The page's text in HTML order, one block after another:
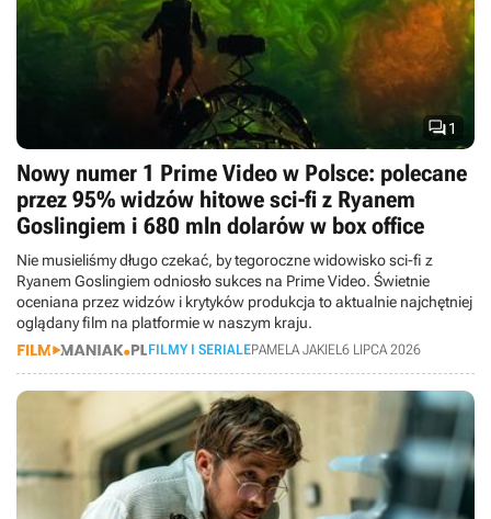
1
Nowy numer 1 Prime Video w Polsce: polecane
przez 95% widzów hitowe sci-fi z Ryanem
Goslingiem i 680 mln dolarów w box office
Nie musieliśmy długo czekać, by tegoroczne widowisko sci-fi z
Ryanem Goslingiem odniosło sukces na Prime Video. Świetnie
oceniana przez widzów i krytyków produkcja to aktualnie najchętniej
oglądany film na platformie w naszym kraju.
FILMY I SERIALEPAMELA JAKIEL6 LIPCA 2026